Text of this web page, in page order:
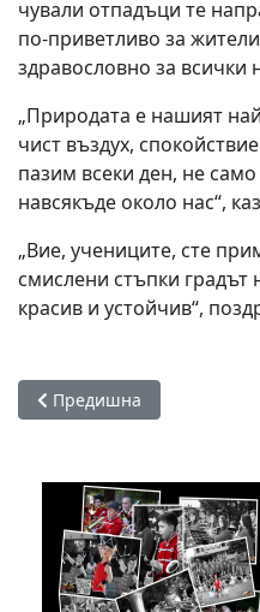
чували отпадъци те
по-приветливо за
здравословно за всички
„Природата е нашият
чист въздух,
пазим всеки ден, не
навсякъде около нас“,
„Вие, учениците, сте
смислени стъпки
красив и устойчив“,
Предишна статия:
Предишна